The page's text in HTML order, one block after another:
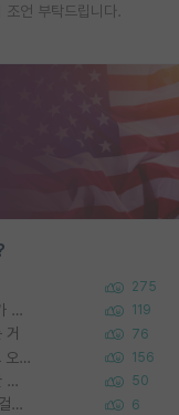
언 부탁드립니다.
275
대학원생들 교수에게 가스라이팅 당한 것은 이해가 갑니다. 안타깝네요. 119
거 76
석사입학예정생 분들! 제발 어느 정도 각오는 하고 오세요. 156
포스텍 억까에 대해 (동문의 학문적 아웃풋에 대한 반박) 50
왜 후배가 못하는걸 교수님은 내 책임으로 돌리는걸까요? 6